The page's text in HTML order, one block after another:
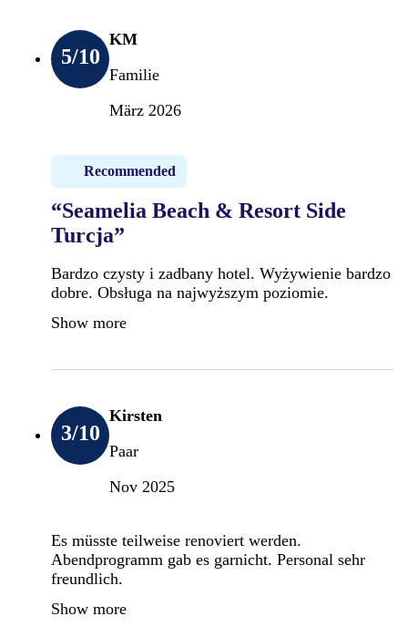
5/10
KM
Familie
März 2026
Recommended
“Seamelia Beach & Resort Side
Turcja”
Bardzo czysty i zadbany hotel. Wyżywienie bardzo
dobre. Obsługa na najwyższym poziomie.
Show more
3/10
Kirsten
Paar
Nov 2025
Es müsste teilweise renoviert werden.
Abendprogramm gab es garnicht. Personal sehr
freundlich.
Show more